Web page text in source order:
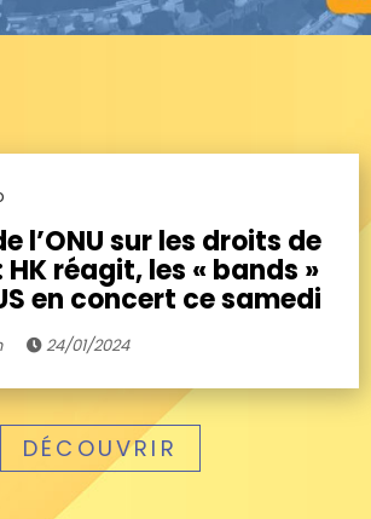
l’ONU sur les droits de
HK réagit, les « bands »
en concert ce samedi
24/01/2024
DÉCOUVRIR